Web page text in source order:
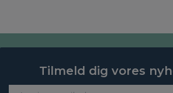
Tilmeld dig vores